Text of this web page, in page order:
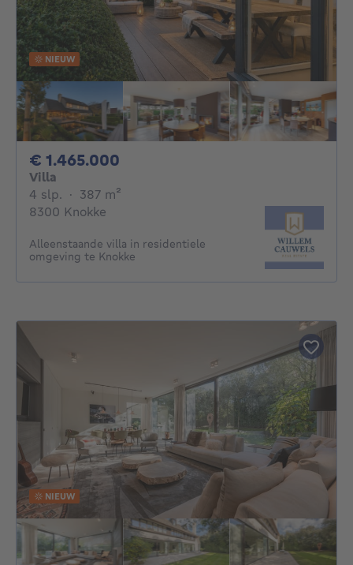
NIEUW
€ 1.465.000
Villa
4 slp. 4 slaapkamers
· 387 m²
8300 Knokke
Alleenstaande villa in residentiele
omgeving te Knokke
NIEUW